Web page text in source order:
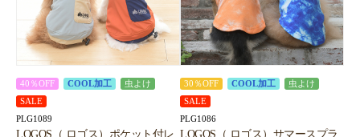
40％OFF COOL加工
虫よけ
SALE
PLG1089
LOGOS（ ロゴス）ポケット付レ
30％OFF COOL加工
虫よけ
SALE
PLG1086
LOGOS（ ロゴス）サマースプラ